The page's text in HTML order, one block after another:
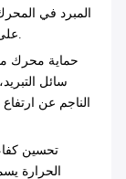
المبرد في
حماية محرك
سائل
الناجم عن
تحسين
الحرارة